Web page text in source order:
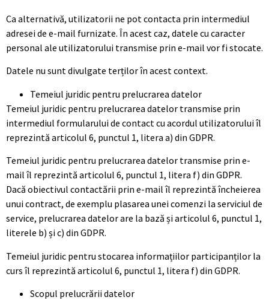
Ca alternativă, utilizatorii ne pot contacta prin intermediul
adresei de e-mail furnizate. În acest caz, datele cu caracter
personal ale utilizatorului transmise prin e-mail vor fi stocate.
Datele nu sunt divulgate terților în acest context.
Temeiul juridic pentru prelucrarea datelor
Temeiul juridic pentru prelucrarea datelor transmise prin
intermediul formularului de contact cu acordul utilizatorului îl
reprezintă articolul 6, punctul 1, litera a) din GDPR.
Temeiul juridic pentru prelucrarea datelor transmise prin e-
mail îl reprezintă articolul 6, punctul 1, litera f) din GDPR.
Dacă obiectivul contactării prin e-mail îl reprezintă încheierea
unui contract, de exemplu plasarea unei comenzi la serviciul de
service, prelucrarea datelor are la bază și articolul 6, punctul 1,
literele b) și c) din GDPR.
Temeiul juridic pentru stocarea informațiilor participanților la
curs îl reprezintă articolul 6, punctul 1, litera f) din GDPR.
Scopul prelucrării datelor